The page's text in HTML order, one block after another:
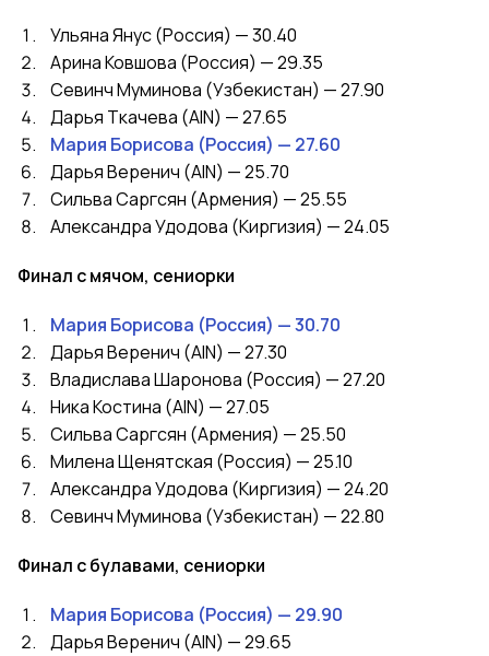
Ульяна Янус (Россия) — 30.40
Арина Ковшова (Россия) — 29.35
Севинч Муминова (Узбекистан) — 27.90
Дарья Ткачева (AIN) — 27.65
Мария Борисова (Россия) — 27.60
Дарья Веренич (AIN) — 25.70
Сильва Саргсян (Армения) — 25.55
Александра Удодова (Киргизия) — 24.05
Финал с мячом, сениорки
Мария Борисова (Россия) — 30.70
Дарья Веренич (AIN) — 27.30
Владислава Шаронова (Россия) — 27.20
Ника Костина (AIN) — 27.05
Сильва Саргсян (Армения) — 25.50
Милена Щенятская (Россия) — 25.10
Александра Удодова (Киргизия) — 24.20
Севинч Муминова (Узбекистан) — 22.80
Финал с булавами, сениорки
Мария Борисова (Россия) — 29.90
Дарья Веренич (AIN) — 29.65